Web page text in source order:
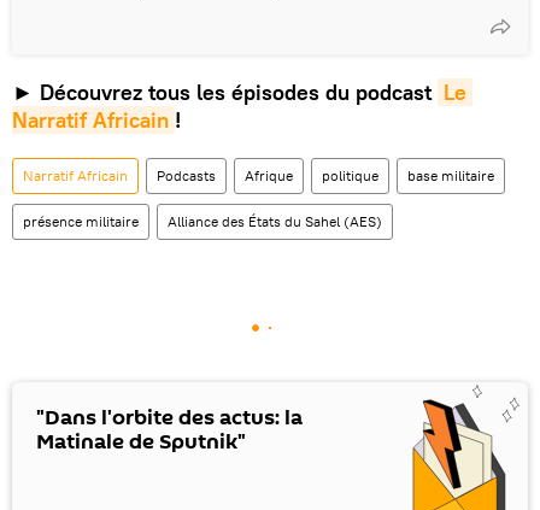
► Découvrez tous les épisodes du podcast Le
Narratif Africain !
Narratif Africain Podcasts Afrique politique base militaire
présence militaire Alliance des États du Sahel (AES)
"Dans l'orbite des actus: la
Matinale de Sputnik"